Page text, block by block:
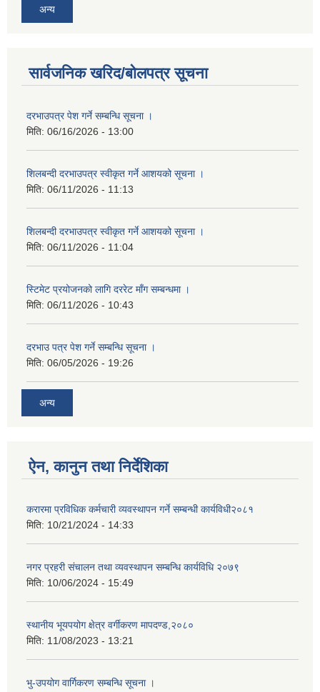
अन्य
सार्वजनिक खरिद/बोलपत्र सूचना
दरभाउपत्र पेश गर्ने सम्बन्धि सूचना ।
मिति: 06/16/2026 - 13:00
शिलबन्दी दरभाउपत्र स्वीकृत गर्ने आशयको सूचना ।
मिति: 06/11/2026 - 11:13
शिलबन्दी दरभाउपत्र स्वीकृत गर्ने आशयको सूचना ।
मिति: 06/11/2026 - 11:04
स्टिमेट प्रयोजनको लागि दररेट माँग सम्बन्धमा ।
मिति: 06/11/2026 - 10:43
दरभाउ पत्र पेश गर्ने सम्बन्धि सूचना ।
मिति: 06/05/2026 - 19:26
अन्य
ऐन, कानुन तथा निर्देशिका
करारमा प्रविधिक कर्मचारी व्यवस्थापन गर्ने सम्बन्धी कार्यविधी२०८१
मिति: 10/21/2024 - 14:33
नगर प्रहरी संचालन तथा व्यवस्थापन सम्बन्धि कार्यविधि २०७९
मिति: 10/06/2024 - 15:49
स्थानीय भूयपयोग क्षेत्र वर्गीकरण मापदण्ड,२०८०
मिति: 11/08/2023 - 13:21
भु-उपयोग वार्गिकरण सम्बन्धि सूचना ।